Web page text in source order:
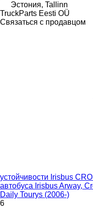
Эстония, Tallinn
TruckParts Eesti OÜ
Связаться с продавцом
устойчивости Irisbus
автобуса Irisbus Arway,
Daily Tourys (2006-)
6